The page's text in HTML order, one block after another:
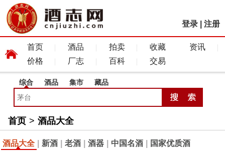
登录 注册
首页 酒品 拍卖 收藏
资讯
价格
厂志 百科 交易
综合 酒品 集市 藏品
首页 > 酒品大全
酒品大全 新酒 老酒 酒器 中国名酒 国家优质酒